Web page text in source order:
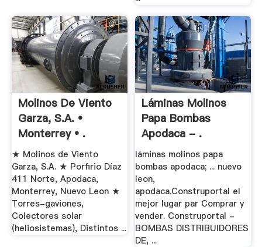
Molinos De Viento
Garza, S.A. •
Monterrey • .
★ Molinos de Viento
Garza, S.A. ★ Porfirio Díaz
411 Norte, Apodaca,
Monterrey, Nuevo Leon ★
Torres-gaviones,
Colectores solar
(heliosistemas), Distintos ...
Láminas Molinos
Papa Bombas
Apodaca - .
láminas molinos papa
bombas apodaca; ... nuevo
leon,
apodaca.Construportal el
mejor lugar par Comprar y
vender. Construportal -
BOMBAS DISTRIBUIDORES
DE, ...